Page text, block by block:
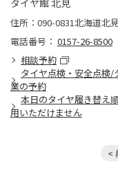
住所：090-0831北海道北
電話番号： 0157-26-8500
相談予約
タイヤ点検・安全点検
業の予約
本日のタイヤ履き替え
用いただけません
<